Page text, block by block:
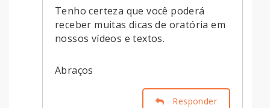
Tenho certeza que você poderá
receber muitas dicas de oratória em
nossos vídeos e textos.
Abraços
Responder